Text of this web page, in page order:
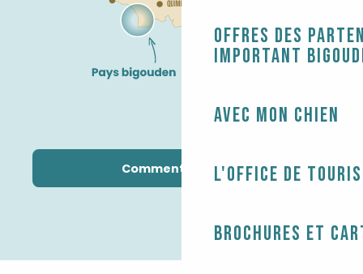
Offres des
Important
Avec mon chien
L'Office de
Brochures et
Comment venir ?